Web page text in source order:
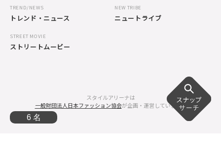
6 名
TREND/NEWS
トレンド・ニュース
NEW TRIBE
ニュートライブ
STREET MOVIE
ストリートムービー
スタイルアリーナは
一般財団法人日本ファッション協会が企画・運営しています。